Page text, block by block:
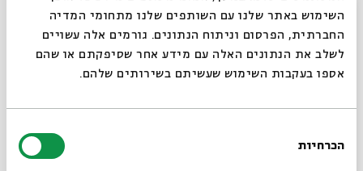
השימוש באתר שלנו עם השותפים שלנו מתחומי המדיה
החברתית, הפרסום וניתוח הנתונים. גורמים אלה עשויים
לשלב את הנתונים האלה עם מידע אחר שסיפקתם או שהם
אספו בעקבות השימוש שעשיתם בשירותים שלהם.
הסכמה
הכרחיות
עם: ר' שושנה כהן
21.02.21
סגור